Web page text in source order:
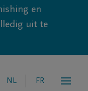
en
uit te
NL FR